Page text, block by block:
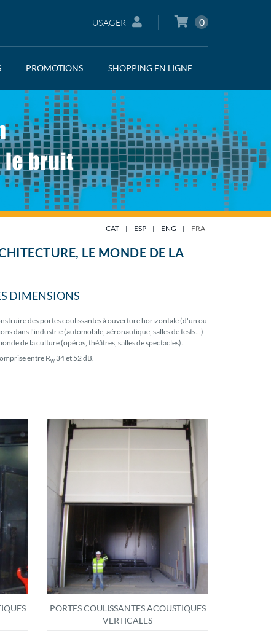
USAGER 0
PROMOTIONS SHOPPING EN LIGNE
CAT | ESP | ENG | FRA
LE MONDE DE LA
DIMENSIONS
des portes coulissantes à ouverture horizontale (d'un ou
dans l'industrie (automobile, aéronautique, salles de tests...)
de la culture (opéras, théâtres, salles de spectacles).
entre Rw 34 et 52 dB.
PORTES COULISSANTES ACOUSTIQUES
VERTICALES